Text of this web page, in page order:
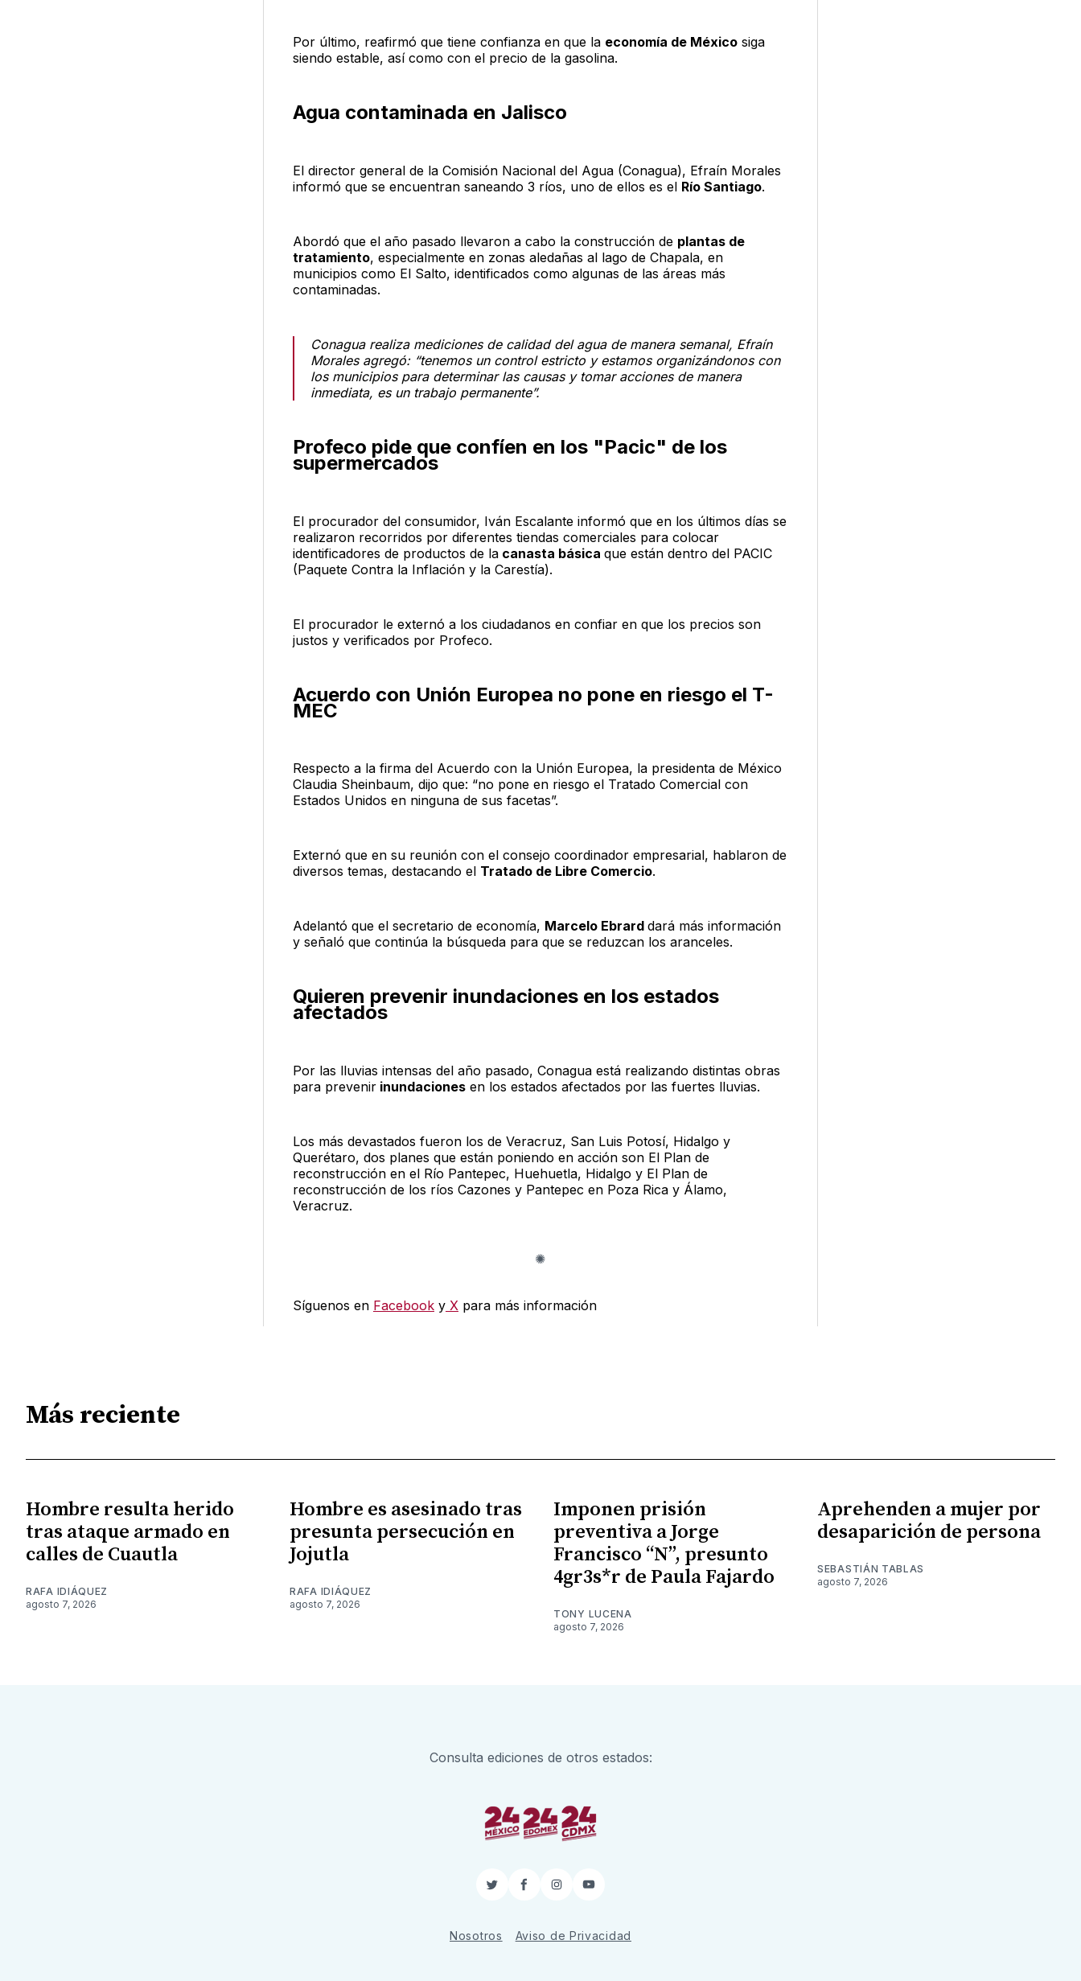
Por último, reafirmó que tiene confianza en que la economía de Méxicosiga
siendo estable, así como con el precio de la gasolina.
Agua contaminada en Jalisco
El director general de la Comisión Nacional del Agua (Conagua), Efraín Morales
informó que se encuentran saneando 3 ríos, uno de ellos es el Río Santiago.
Abordó que el año pasado llevaron a cabo la construcción de plantas de
tratamiento, especialmente en zonas aledañas al lago de Chapala, en
municipios como El Salto, identificados como algunas de las áreas más
contaminadas.
Conagua realiza mediciones de calidad del agua de manera semanal, Efraín
Morales agregó: “tenemos un control estricto y estamos organizándonos con
los municipios para determinar las causas y tomar acciones de manera
inmediata, es un trabajo permanente”.
Profeco pide que confíen en los "Pacic" de los
supermercados
El procurador del consumidor, Iván Escalante informó que en los últimos días se
realizaron recorridos por diferentes tiendas comerciales para colocar
identificadores de productos de lacanasta básica que están dentro del PACIC
(Paquete Contra la Inflación y la Carestía).
El procurador le externó a los ciudadanos en confiar en que los precios son
justos y verificados por Profeco.
Acuerdo con Unión Europea no pone en riesgo el T-
MEC
Respecto a la firma del Acuerdo con la Unión Europea, la presidenta de México
Claudia Sheinbaum, dijo que: “no pone en riesgo el Tratado Comercial con
Estados Unidos en ninguna de sus facetas”.
Externó que en su reunión con el consejo coordinador empresarial, hablaron de
diversos temas, destacando el Tratado de Libre Comercio.
Adelantó que el secretario de economía, Marcelo Ebrard dará más información
y señaló que continúa la búsqueda para que se reduzcan los aranceles.
Quieren prevenir inundaciones en los estados
afectados
Por las lluvias intensas del año pasado, Conagua está realizando distintas obras
para prevenirinundacionesen los estados afectados por las fuertes lluvias.
Los más devastados fueron los de Veracruz, San Luis Potosí, Hidalgo y
Querétaro, dos planes que están poniendo en acción son El Plan de
reconstrucción en el Río Pantepec, Huehuetla, Hidalgo y El Plan de
reconstrucción de los ríos Cazones y Pantepec en Poza Rica y Álamo,
Veracruz.
Síguenos en FacebookyXpara más información
Más reciente
Hombre resulta herido
tras ataque armado en
calles de Cuautla
RAFA IDIÁQUEZ
agosto 7, 2026
Hombre es asesinado tras
presunta persecución en
Jojutla
RAFA IDIÁQUEZ
agosto 7, 2026
Imponen prisión
preventiva a Jorge
Francisco “N”, presunto
4gr3s*r de Paula Fajardo
TONY LUCENA
agosto 7, 2026
Aprehenden a mujer por
desaparición de persona
SEBASTIÁN TABLAS
agosto 7, 2026
Consulta ediciones de otros estados:
TwitterFacebook
InstagramYouTube
Nosotros Aviso de Privacidad